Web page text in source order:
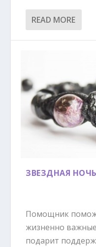
READ MORE
ЗВЕЗДНАЯ НОЧЬ
Помощник
жизненно
подарит